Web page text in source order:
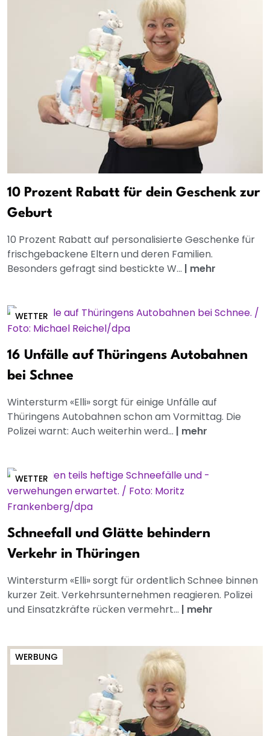
10 Prozent Rabatt für dein Geschenk zur
Geburt
10 Prozent Rabatt auf personalisierte Geschenke für
frischgebackene Eltern und deren Familien.
Besonders gefragt sind bestickte W... | mehr
WETTER
16 Unfälle auf Thüringens Autobahnen
bei Schnee
Wintersturm «Elli» sorgt für einige Unfälle auf
Thüringens Autobahnen schon am Vormittag. Die
Polizei warnt: Auch weiterhin werd... | mehr
WETTER
Schneefall und Glätte behindern
Verkehr in Thüringen
Wintersturm «Elli» sorgt für ordentlich Schnee binnen
kurzer Zeit. Verkehrsunternehmen reagieren. Polizei
und Einsatzkräfte rücken vermehrt... | mehr
WERBUNG